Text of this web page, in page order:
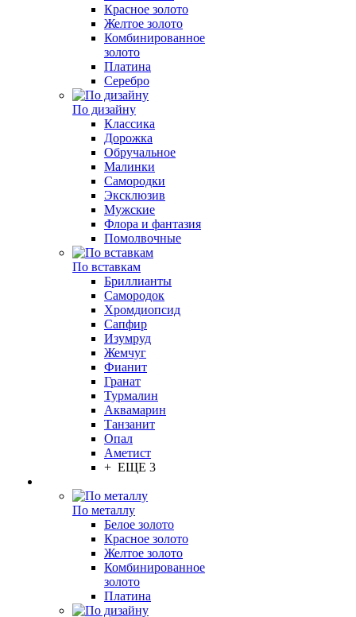
Красное золото
Желтое золото
Комбинированное
золото
Платина
Серебро
По дизайну
Классика
Дорожка
Обручальное
Малинки
Самородки
Эксклюзив
Мужские
Флора и фантазия
Помолвочные
По вставкам
Бриллианты
Самородок
Хромдиопсид
Сапфир
Изумруд
Жемчуг
Фианит
Гранат
Турмалин
Аквамарин
Танзанит
Опал
Аметист
+ ЕЩЕ 3
По металлу
Белое золото
Красное золото
Желтое золото
Комбинированное
золото
Платина